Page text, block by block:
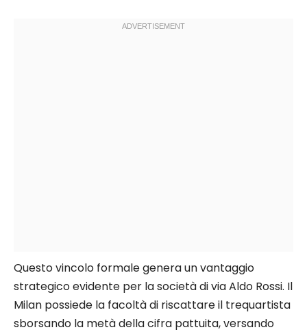
Questo vincolo formale genera un vantaggio
strategico evidente per la società di via Aldo Rossi. Il
Milan possiede la facoltà di riscattare il trequartista
sborsando la metà della cifra pattuita, versando